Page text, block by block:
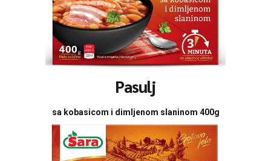
Pasulj
sa kobasicom i dimljenom slaninom 400g